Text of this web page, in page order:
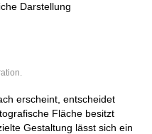
Darstellung
erscheint, entscheidet
Fläche besitzt
Gestaltung lässt sich ein